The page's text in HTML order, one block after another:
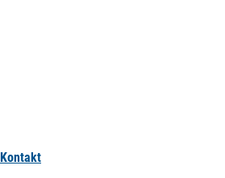
Kontakt